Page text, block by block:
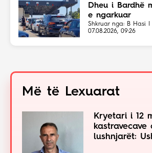
Dheu i Bardhë
e ngarkuar
Shkruar nga: B Hasi |
07.08.2026, 09:26
Më të Lexuarat
Kryetari i 12
kastravecave
lushnjarët: